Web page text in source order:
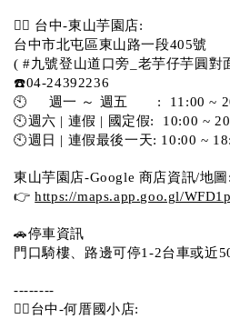
💁‍♀️ 台中-東山芋園店:
台中市北屯區東山路一段405號
( #九號登山道口旁_老芋仔芋圓對
☎️04-24392236
🕙     週一 ～ 週五       :  11:00 ~
🕙週六 | 連假 | 國定假:  10:00 ~
🕙週日 | 連假最後一天: 10:00 ~
東山芋園店-Google 商店資訊/地圖:
👉 https://maps.app.goo.gl/
🚗停車資訊
門口騎樓、路邊可停1-2台車或近
--------
💁‍♀️台中-何厝國小店: